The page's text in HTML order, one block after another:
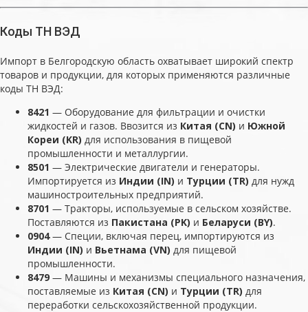
Коды ТН ВЭД
Импорт в Белгородскую область охватывает широкий спектр
товаров и продукции, для которых применяются различные
коды ТН ВЭД:
8421 — Оборудование для фильтрации и очистки
жидкостей и газов. Ввозится из Китая (CN) и Южной
Кореи (KR) для использования в пищевой
промышленности и металлургии.
8501 — Электрические двигатели и генераторы.
Импортируется из Индии (IN) и Турции (TR) для нужд
машиностроительных предприятий.
8701 — Тракторы, используемые в сельском хозяйстве.
Поставляются из Пакистана (PK) и Беларуси (BY).
0904— Специи, включая перец, импортируются из
Индии (IN) и Вьетнама (VN) для пищевой
промышленности.
8479 — Машины и механизмы специального назначения,
поставляемые из Китая (CN) и Турции (TR) для
переработки сельскохозяйственной продукции.